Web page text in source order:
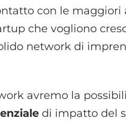
con le maggiori
che vogliono
network di
avremo la
di impatto del